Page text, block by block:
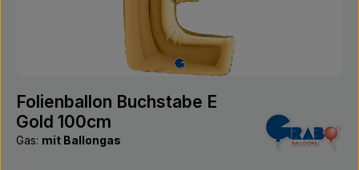
Folienballon Buchstabe E
Gold 100cm
Gas: mit Ballongas